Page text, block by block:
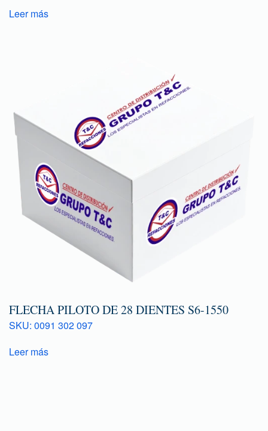
Leer más
FLECHA PILOTO DE 28 DIENTES S6-1550
SKU: 0091 302 097
Leer más